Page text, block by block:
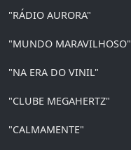
"RÁDIO AURORA"
"MUNDO MARAVILHOSO"
"NA ERA DO VINIL"
"CLUBE MEGAHERTZ"
"CALMAMENTE"